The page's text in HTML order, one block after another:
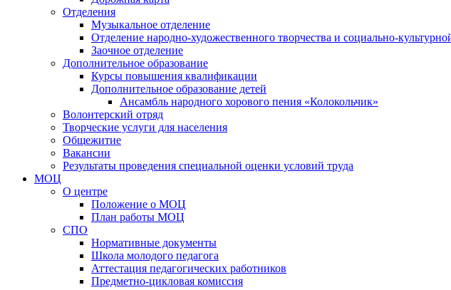
Отделения
Музыкальное отделение
Отделение народно-художественного творчества и социально-
Заочное отделение
Дополнительное образование
Курсы повышения квалификации
Дополнительное образование детей
Ансамбль народного хорового пения «Колокольчик»
Волонтерский отряд
Творческие услуги для населения
Общежитие
Вакансии
Результаты проведения специальной оценки условий труда
МОЦ
О центре
Положение о МОЦ
План работы МОЦ
СПО
Нормативные документы
Школа молодого педагога
Аттестация педагогических работников
Предметно-цикловая комиссия